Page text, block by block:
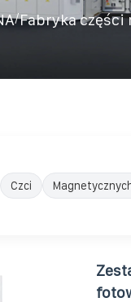
/Fabryka
Czci